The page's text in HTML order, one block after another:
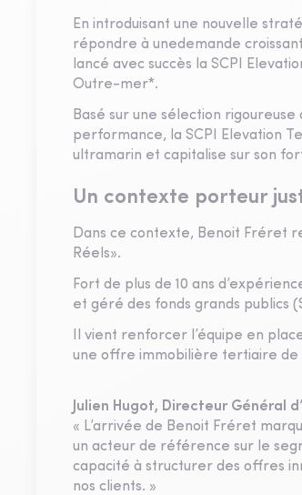
En introduisant une nouvelle
répondre à unedemande
lancé avec succès la SCPI
Outre-mer*.
Basé sur une sélection
performance, la SCPI Elevation
ultramarin et capitalise sur son
Un contexte porteur
Dans ce contexte, Benoit Fréret
Réels».
Fort de plus de 10 ans
et géré des fonds grands publics
Il vient renforcer l’équipe en
une offre immobilière tertiaire de
Julien Hugot, Directeur Général
« L’arrivée de Benoit Fréret
un acteur de référence sur le
capacité à structurer des offres
nos clients. »